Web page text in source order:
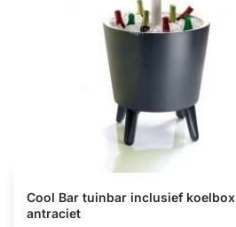
Cool Bar tuinbar inclusief koelbox
antraciet